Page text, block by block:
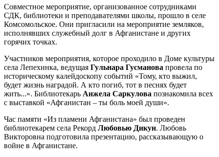
Совместное мероприятие, организованное сотрудниками
СДК, библиотеки и преподавателями школы, прошло в селе
Комсомольское. Они пригласили на мероприятие земляков,
исполнявших служебный долг в Афганистане и других
горячих точках.
Участников мероприятия, которое проходило в Доме культуры
села Лепехинка, ведущая Гульнара Гусманова провела по
историческому калейдоскопу событий «Тому, кто выжил,
будет жизнь наградой. А кто погиб, тот в песнях будет
жить...». Библиотекарь Анжела Саркулова познакомила всех
с выставкой «Афганистан – ты боль моей души».
Час памяти «Из пламени Афганистана» был проведен
библиотекарем села Рекорд Любовью Дикун. Любовь
Викторовна подготовила презентацию, рассказывающую о
войне в Афганистане.